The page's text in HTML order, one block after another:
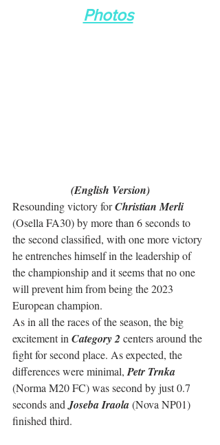
Photos
(English Version)
Resounding victory for Christian Merli
(Osella FA30) by more than 6 seconds to
the second classified, with one more victory
he entrenches himself in the leadership of
the championship and it seems that no one
will prevent him from being the 2023
European champion.
As in all the races of the season, the big
excitement in Category 2 centers around the
fight for second place. As expected, the
differences were minimal, Petr Trnka
(Norma M20 FC) was second by just 0.7
seconds and Joseba Iraola (Nova NP01)
finished third.